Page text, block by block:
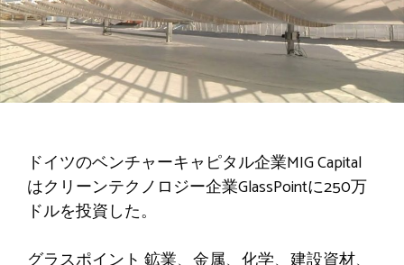
ドイツのベンチャーキャピタル企業MIG Capital
はクリーンテクノロジー企業GlassPointに250万
ドルを投資した。